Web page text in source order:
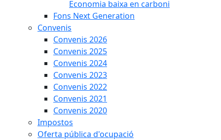
Economia baixa en carboni
Fons Next Generation
Convenis
Convenis 2026
Convenis 2025
Convenis 2024
Convenis 2023
Convenis 2022
Convenis 2021
Convenis 2020
Impostos
Oferta pública d'ocupació